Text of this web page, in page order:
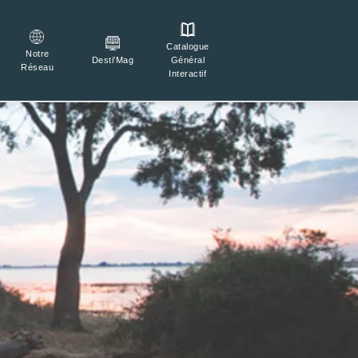
Notre
Réseau
Desti'Mag
Catalogue
Général
Interactif